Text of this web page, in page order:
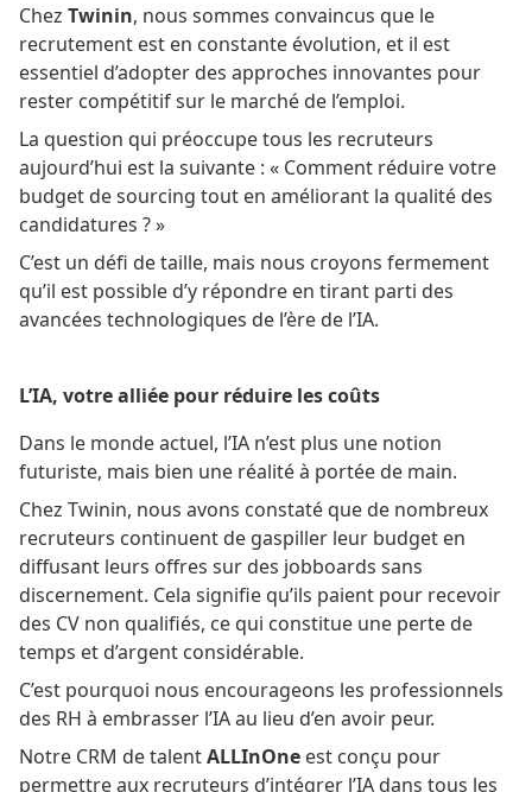
Chez Twinin, nous sommes convaincus que le
recrutement est en constante évolution, et il est
essentiel d’adopter des approches innovantes pour
rester compétitif sur le marché de l’emploi.
La question qui préoccupe tous les recruteurs
aujourd’hui est la suivante : « Comment réduire votre
budget de sourcing tout en améliorant la qualité des
candidatures ? »
C’est un défi de taille, mais nous croyons fermement
qu’il est possible d’y répondre en tirant parti des
avancées technologiques de l’ère de l’IA.
L’IA, votre alliée pour réduire les coûts
Dans le monde actuel, l’IA n’est plus une notion
futuriste, mais bien une réalité à portée de main.
Chez Twinin, nous avons constaté que de nombreux
recruteurs continuent de gaspiller leur budget en
diffusant leurs offres sur des jobboards sans
discernement. Cela signifie qu’ils paient pour recevoir
des CV non qualifiés, ce qui constitue une perte de
temps et d’argent considérable.
C’est pourquoi nous encourageons les professionnels
des RH à embrasser l’IA au lieu d’en avoir peur.
Notre CRM de talentALLInOne est conçu pour
permettre aux recruteurs d’intégrer l’IA dans tous les